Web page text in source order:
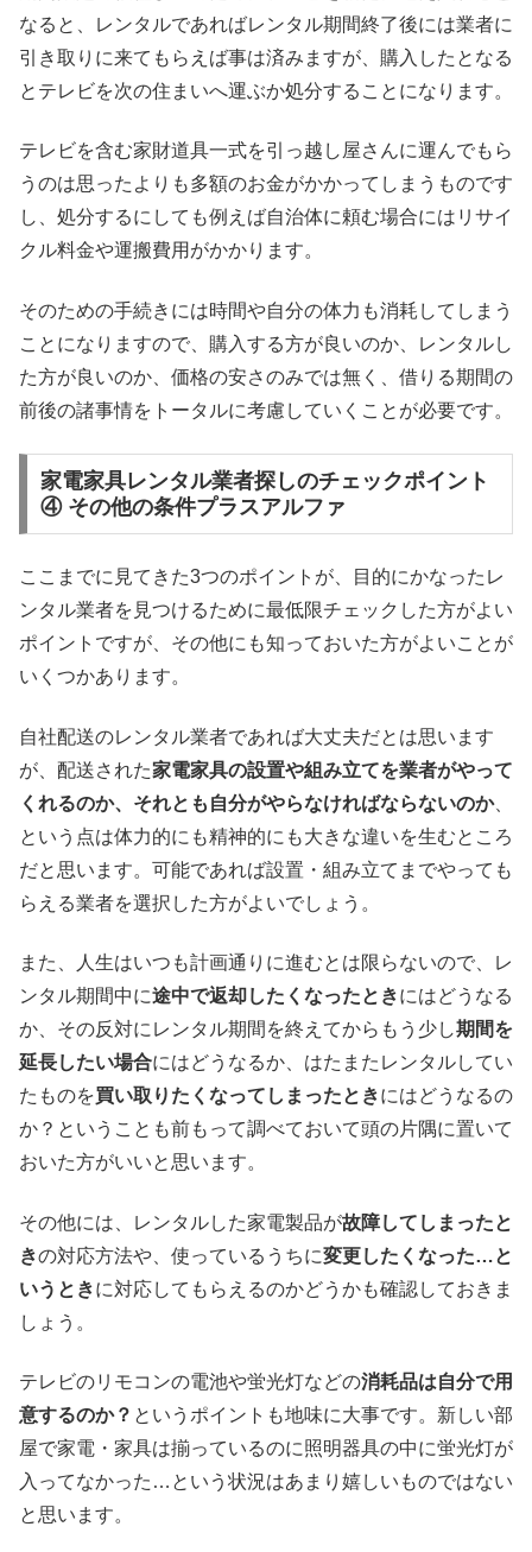
なると、レンタルであればレンタル期間終了後には業者に
引き取りに来てもらえば事は済みますが、購入したとなる
とテレビを次の住まいへ運ぶか処分することになります。
テレビを含む家財道具一式を引っ越し屋さんに運んでもら
うのは思ったよりも多額のお金がかかってしまうものです
し、処分するにしても例えば自治体に頼む場合にはリサイ
クル料金や運搬費用がかかります。
そのための手続きには時間や自分の体力も消耗してしまう
ことになりますので、購入する方が良いのか、レンタルし
た方が良いのか、価格の安さのみでは無く、借りる期間の
前後の諸事情をトータルに考慮していくことが必要です。
家電家具レンタル業者探しのチェックポイント
④ その他の条件プラスアルファ
ここまでに見てきた3つのポイントが、目的にかなったレ
ンタル業者を見つけるために最低限チェックした方がよい
ポイントですが、その他にも知っておいた方がよいことが
いくつかあります。
自社配送のレンタル業者であれば大丈夫だとは思います
が、配送された家電家具の設置や組み立てを業者がやって
くれるのか、それとも自分がやらなければならないのか、
という点は体力的にも精神的にも大きな違いを生むところ
だと思います。可能であれば設置・組み立てまでやっても
らえる業者を選択した方がよいでしょう。
また、人生はいつも計画通りに進むとは限らないので、レ
ンタル期間中に途中で返却したくなったときにはどうなる
か、その反対にレンタル期間を終えてからもう少し期間を
延長したい場合にはどうなるか、はたまたレンタルしてい
たものを買い取りたくなってしまったときにはどうなるの
か？ということも前もって調べておいて頭の片隅に置いて
おいた方がいいと思います。
その他には、レンタルした家電製品が故障してしまったと
きの対応方法や、使っているうちに変更したくなった…と
いうときに対応してもらえるのかどうかも確認しておきま
しょう。
テレビのリモコンの電池や蛍光灯などの消耗品は自分で用
意するのか？ というポイントも地味に大事です。新しい部
屋で家電・家具は揃っているのに照明器具の中に蛍光灯が
入ってなかった…という状況はあまり嬉しいものではない
と思います。